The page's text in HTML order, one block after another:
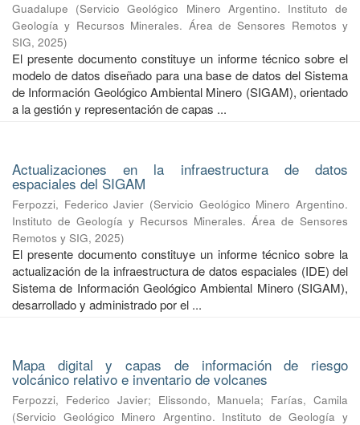
Guadalupe (Servicio Geológico Minero Argentino. Instituto de
Geología y Recursos Minerales. Área de Sensores Remotos y
SIG, 2025)
El presente documento constituye un informe técnico sobre el
modelo de datos diseñado para una base de datos del Sistema
de Información Geológico Ambiental Minero (SIGAM), orientado
a la gestión y representación de capas ...
Actualizaciones en la infraestructura de datos
espaciales del SIGAM
Ferpozzi, Federico Javier (Servicio Geológico Minero Argentino.
Instituto de Geología y Recursos Minerales. Área de Sensores
Remotos y SIG, 2025)
El presente documento constituye un informe técnico sobre la
actualización de la infraestructura de datos espaciales (IDE) del
Sistema de Información Geológico Ambiental Minero (SIGAM),
desarrollado y administrado por el ...
Mapa digital y capas de información de riesgo
volcánico relativo e inventario de volcanes
Ferpozzi, Federico Javier; Elissondo, Manuela; Farías, Camila
(Servicio Geológico Minero Argentino. Instituto de Geología y